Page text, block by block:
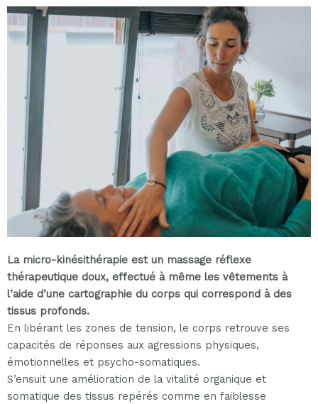
La micro-kinésithérapie est un massage réflexe
thérapeutique doux, effectué à même les vêtements à
l’aide d’une cartographie du corps qui correspond à des
tissus profonds.
En libérant les zones de tension, le corps retrouve ses
capacités de réponses aux agressions physiques,
émotionnelles et psycho-somatiques.
S’ensuit une amélioration de la vitalité organique et
somatique des tissus repérés comme en faiblesse